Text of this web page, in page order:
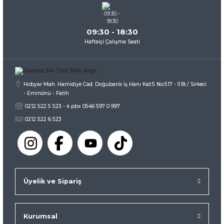
09:30 - 18:30
Haftaiçi Çalışma Saati
Hobyar Mah. Hamidiye Cad. Doğubank İş Hanı Kat:5 No:517 - 518 / Sirkeci
- Eminönü - Fatih
0212 522 5 523 - 4 pbx 0546 597 0 997
0212 522 6 523
Üyelik ve Sipariş
Kurumsal